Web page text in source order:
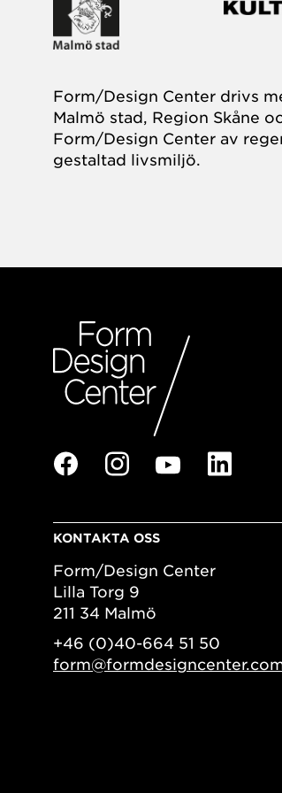
Form/Design Center drivs
Malmö stad, Region Skåne
Form/Design Center av
gestaltad livsmiljö.
KONTAKTA OSS
Form/Design Center
Lilla Torg 9
211 34 Malmö
+46 (0)40-664 51 50